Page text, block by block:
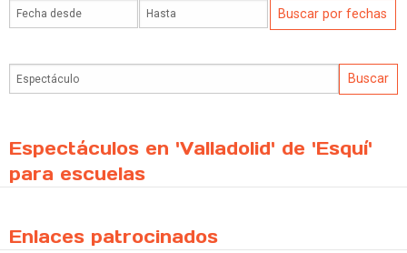
Espectáculos en 'Valladolid' de 'Esquí'
para escuelas
Enlaces patrocinados